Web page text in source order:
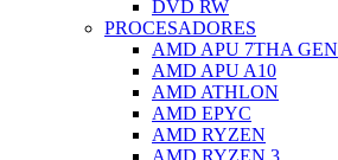
DVD RW
PROCESADORES
AMD APU 7THA GEN
AMD APU A10
AMD ATHLON
AMD EPYC
AMD RYZEN